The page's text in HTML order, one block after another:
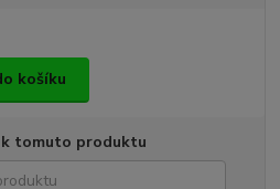
košíku
k tomuto produktu